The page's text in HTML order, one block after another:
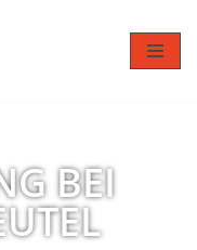
BEI